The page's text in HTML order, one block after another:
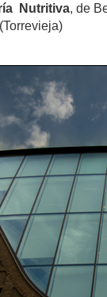
Nutritiva, de